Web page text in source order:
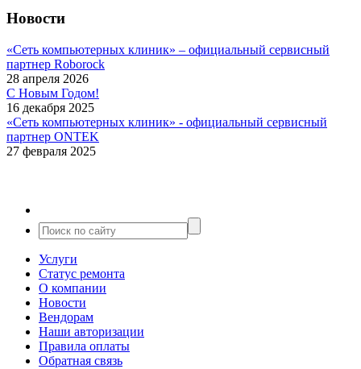
Новости
«Сеть компьютерных клиник» – официальный сервисный
партнер Roborock
28 апреля 2026
С Новым Годом!
16 декабря 2025
«Сеть компьютерных клиник» - официальный сервисный
партнер ONTEK
27 февраля 2025
Услуги
Статус ремонта
О компании
Новости
Вендорам
Наши авторизации
Правила оплаты
Обратная связь